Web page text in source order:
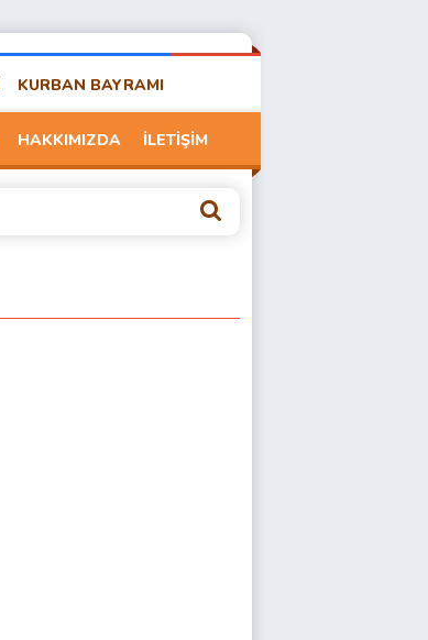
KURBAN BAYRAMI
HAKKIMIZDA İLETİŞİM